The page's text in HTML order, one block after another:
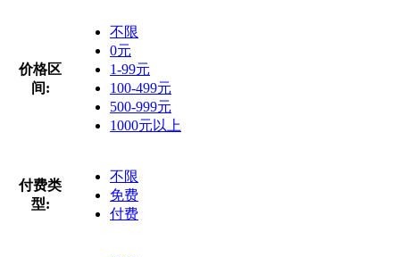
价格区
间:
不限
0元
1-99元
100-499元
500-999元
1000元以上
付费类
型:
不限
免费
付费